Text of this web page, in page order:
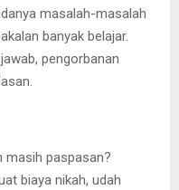
masalah-masalah
banyak belajar.
pengorbanan
masih paspasan?
biaya nikah, udah